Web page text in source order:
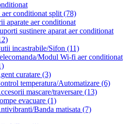
aer conditionat split (78)
aparate aer conditionat
sustinere aparat aer conditionat
incastrabile/Sifon (11)
Modul Wi-fi aer conditionat
curatare (3)
temperatura/Automatizare (6)
mascare/traversare (13)
evacuare (1)
Banda matisata (7)